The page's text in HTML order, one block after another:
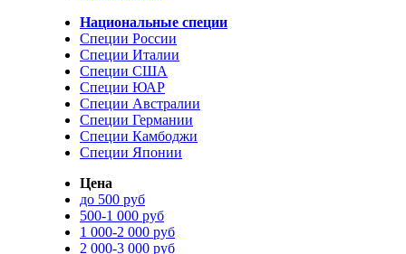
Национальные специи
Специи России
Специи Италии
Специи США
Специи ЮАР
Специи Австралии
Специи Германии
Специи Камбоджи
Специи Японии
Цена
до 500 руб
500-1 000 руб
1 000-2 000 руб
2 000-3 000 руб